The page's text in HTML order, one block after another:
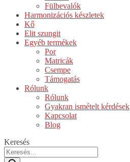
Fülbevalók
Harmonizációs készletek
Kő
Elit szungit
Egyéb termékek
Por
Matricák
Csempe
Támogatás
Rólunk
Rólunk
Gyakran ismételt kérdések
Kapcsolat
Blog
Keresés